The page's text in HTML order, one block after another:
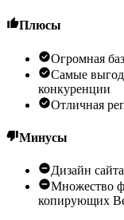
Плюсы
Огромная
Самые
конкуренции
Отличная
Минусы
Дизайн
Множество
копирующих